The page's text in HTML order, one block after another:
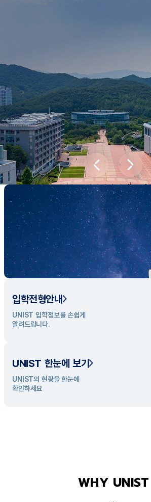
새내기학부에서
전공탐색 프로그램을 통해
적의 전공을 찾아보세요.
전공탐색 가이드 바로가기
UNIST 학과 소개
UNIST의 개성있는 학과들을
탐색해 보세요
입학전형안내
UNIST 입학정보를 손쉽게
알려드립니다.
UNIST 한눈에 보기
UNIST의 현황을 한눈에
확인하세요
WHY UNIST